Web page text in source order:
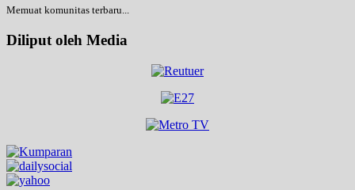
Memuat komunitas terbaru...
Diliput oleh Media